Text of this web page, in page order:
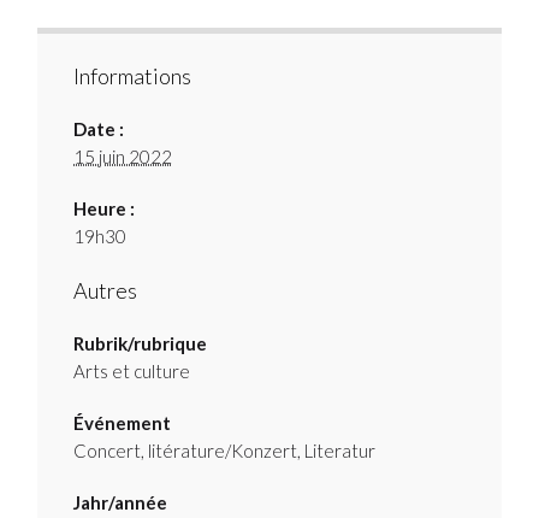
Informations
Date :
15 juin 2022
Heure :
19h30
Autres
Rubrik/rubrique
Arts et culture
Événement
Concert, litérature/Konzert, Literatur
Jahr/année